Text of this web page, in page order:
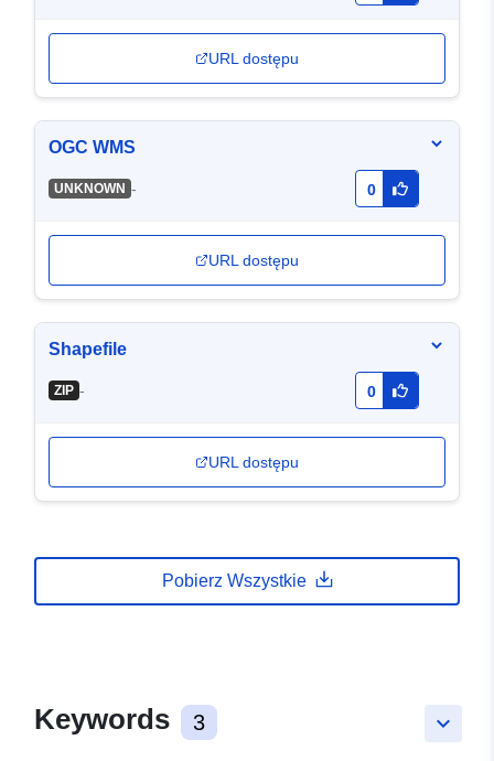
URL dostępu
OGC WMS
UNKNOWN - 0
URL dostępu
Shapefile
ZIP - 0
URL dostępu
Pobierz Wszystkie
keyboard_arrow_down
Keywords 3